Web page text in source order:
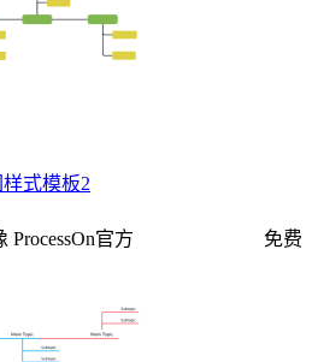
式模板2
ProcessOn官方
免费